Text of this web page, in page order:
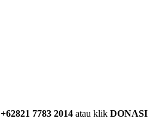
+62821 7783 2014 atau klik DONASI